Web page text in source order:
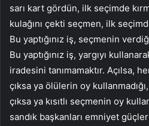
sarı kart gördün, ilk seçimde
kulağını çekti seçmen, ilk
Bu yaptığınız iş, seçmenin
Bu yaptığınız iş, yargıyı
iradesini tanımamaktır. Açılsa,
çıksa ya ölülerin oy
çıksa ya kısıtlı seçmenin oy
sandık başkanları emniyet